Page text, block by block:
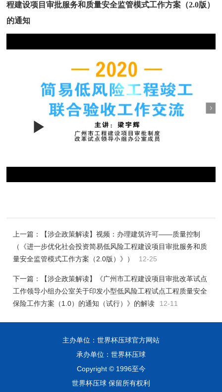
程建设项目审批服务和质量安全监管模式工作方案（2.0版）
的通知
上一篇：
【涉企政策解读】视频：办理建筑许可——质量控制
（《进一步优化社会投资简易低风险工程建设项目审批服务和质
量安全监管模式工作方案（2.0版）》）
12-25
下一篇：
【涉企政策解读】《广州市工程建设项目审批改革试点
工作领导小组办公室关于印发小型低风险工程试点工程质量安全
保险工作方案（1.0）的通知（试行）》的解读
12-11
主办单位：世界杯压球官方网站
承办单位：世界杯压球
Copyright © 1996至今
世界杯压球 保留所有权利